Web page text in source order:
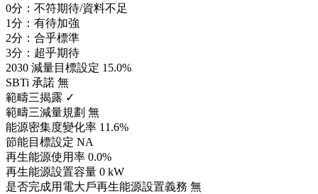
0分：不符期待/資料不足
1分：有待加強
2分：合乎標準
3分：超乎期待
2030 減量目標設定 15.0%
SBTi 承諾 無
範疇三揭露 ✓
範疇三減量規劃 無
能源密集度變化率 11.6%
節能目標設定 NA
再生能源使用率 0.0%
再生能源設置容量 0 kW
是否完成用電大戶再生能源設置義務 無